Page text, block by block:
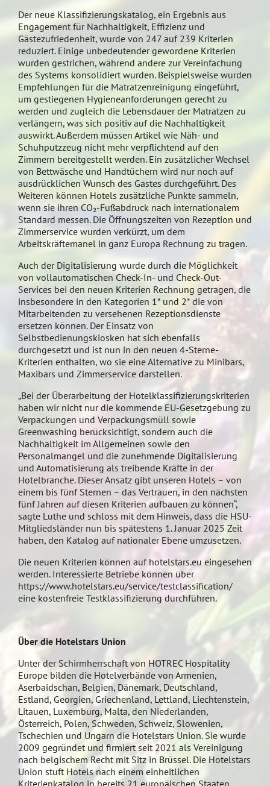
Der neue Klassifizierungskatalog, ein Ergebnis aus
Engagement für Nachhaltigkeit, Effizienz und
Gästezufriedenheit, wurde von 247 auf 239 Kriterien
reduziert. Einige unbedeutender gewordene Kriterien
wurden gestrichen, während andere zur Vereinfachung
des Systems konsolidiert wurden. Beispielsweise wurden
Empfehlungen für die Matratzenreinigung eingeführt,
um gestiegenen Hygieneanforderungen gerecht zu
werden und zugleich die Lebensdauer der Matratzen zu
verlängern, was sich positiv auf die Nachhaltigkeit
auswirkt. Außerdem müssen Artikel wie Näh- und
Schuhputzzeug nicht mehr verpflichtend auf den
Zimmern bereitgestellt werden. Ein zusätzlicher Wechsel
von Bettwäsche und Handtüchern wird nur noch auf
ausdrücklichen Wunsch des Gastes durchgeführt. Des
Weiteren können Hotels zusätzliche Punkte sammeln,
wenn sie ihren CO₂-Fußabdruck nach internationalem
Standard messen. Die Öffnungszeiten von Rezeption und
Zimmerservice wurden verkürzt, um dem
Arbeitskräftemanel in ganz Europa Rechnung zu tragen.
Auch der Digitalisierung wurde durch die Möglichkeit
von vollautomatischen Check-In- und Check-Out-
Services bei den neuen Kriterien Rechnung getragen, die
insbesondere in den Kategorien 1* und 2* die von
Mitarbeitenden zu versehenen Rezeptionsdienste
ersetzen können. Der Einsatz von
Selbstbedienungskiosken hat sich ebenfalls
durchgesetzt und ist nun in den neuen 4-Sterne-
Kriterien enthalten, wo sie eine Alternative zu Minibars,
Maxibars und Zimmerservice darstellen.
„Bei der Überarbeitung der Hotelklassifizierungskriterien
haben wir nicht nur die kommende EU-Gesetzgebung zu
Verpackungen und Verpackungsmüll sowie
Greenwashing berücksichtigt, sondern auch die
Nachhaltigkeit im Allgemeinen sowie den
Personalmangel und die zunehmende Digitalisierung
und Automatisierung als treibende Kräfte in der
Hotelbranche. Dieser Ansatz gibt unseren Hotels – von
einem bis fünf Sternen – das Vertrauen, in den nächsten
fünf Jahren auf diesen Kriterien aufbauen zu können“,
sagte Luthe und schloss mit dem Hinweis, dass die HSU-
Mitgliedsländer nun bis spätestens 1. Januar 2025 Zeit
haben, den Katalog auf nationaler Ebene umzusetzen.
Die neuen Kriterien können auf hotelstars.eu eingesehen
werden. Interessierte Betriebe können über
https://www.hotelstars.eu/service/testclassification/
eine kostenfreie Testklassifizierung durchführen.
Über die Hotelstars Union
Unter der Schirmherrschaft von HOTREC Hospitality
Europe bilden die Hotelverbände von Armenien,
Aserbaidschan, Belgien, Dänemark, Deutschland,
Estland, Georgien, Griechenland, Lettland, Liechtenstein,
Litauen, Luxemburg, Malta, den Niederlanden,
Österreich, Polen, Schweden, Schweiz, Slowenien,
Tschechien und Ungarn die Hotelstars Union. Sie wurde
2009 gegründet und firmiert seit 2021 als Vereinigung
nach belgischem Recht mit Sitz in Brüssel. Die Hotelstars
Union stuft Hotels nach einem einheitlichen